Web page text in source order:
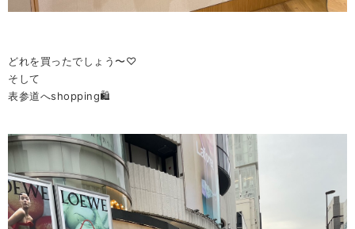
どれを買ったでしょう〜♡
そして
表参道へshopping🛍